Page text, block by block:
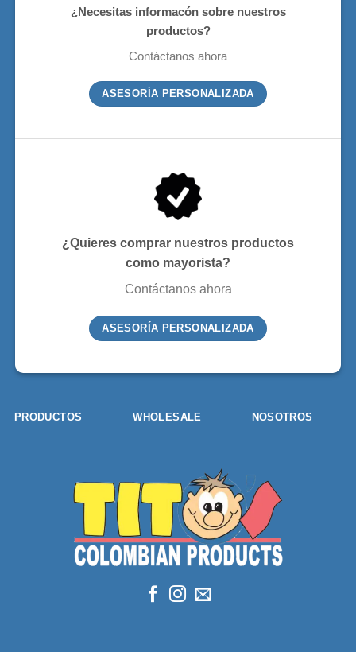
¿Necesitas informacón sobre nuestros
productos?
Contáctanos ahora
ASESORÍA PERSONALIZADA
¿Quieres comprar nuestros productos
como mayorista?
Contáctanos ahora
ASESORÍA PERSONALIZADA
PRODUCTOS WHOLESALE NOSOTROS